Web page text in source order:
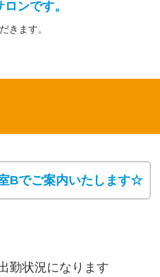
ンです。
きます。
Bでご案内いたします☆
勤状況になります